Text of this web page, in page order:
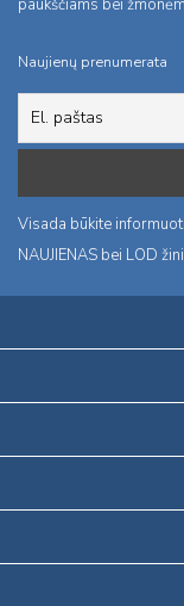
paukščiams bei
Naujienų prenumerata
Visada būkite informuoti
NAUJIENAS bei LOD